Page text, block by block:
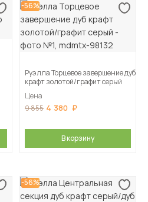
-56%
Руэлла Торцевое завершение дуб
крафт золотой/графит серый
Цена
9 855 4 380
В корзину
-56%